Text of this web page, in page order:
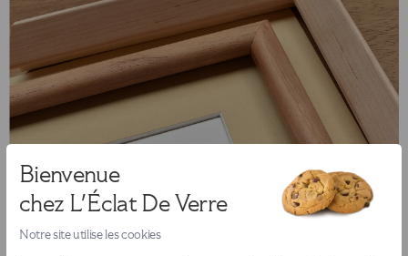
Bienvenue
chez L'Éclat De Verre
Notre site utilise les cookies